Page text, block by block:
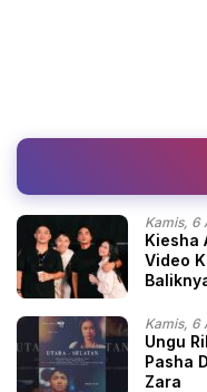
Kamis, 6
Kiesha
Video
Kamis, 6
Ungu
Pasha
Zara